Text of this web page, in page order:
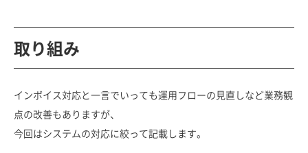
取り組み
インボイス対応と一言でいっても運用フローの見直しなど業務観
点の改善もありますが、
今回はシステムの対応に絞って記載します。